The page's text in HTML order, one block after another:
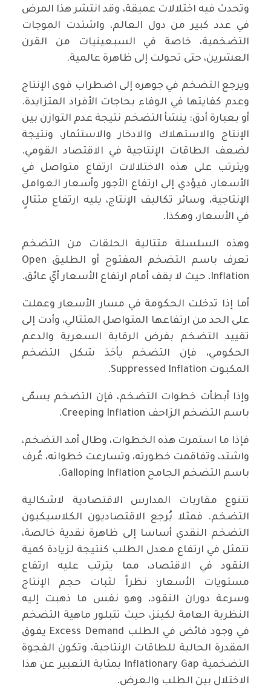
وتحدث فيه اختلالات عميقة، وقد انتشر هذا المرض
في عدد كبير من دول العالم، واشتدت الموجات
التضخمية، خاصة في السبعينيات من القرن
العشرين، حتى تحولت إلى ظاهرة عالمية.
ويرجع التضخم في جوهره إلى اضطراب قوى الإنتاج
وعدم كفايتها في الوفاء بحاجات الأفراد المتزايدة.
أو بعبارة أدق: ينشأ التضخم نتيجة عدم التوازن بين
الإنتاج والاستهلاك والادخار والاستثمار، ونتيجة
لضعف الطاقات الإنتاجية في الاقتصاد القومي.
ويترتب على هذه الاختلالات ارتفاع متواصل في
الأسعار، فيؤدي إلى ارتفاع الأجور وأسعار العوامل
الإنتاجية، وسائر تكاليف الإنتاج، يليه ارتفاع متتالٍ
في الأسعار، وهكذا.
وهذه السلسلة متتالية الحلقات من التضخم
تعرف باسم التضخم المفتوح أو الطليق Open
Inflation، حيث لا يقف أمام ارتفاع الأسعار أيّ عائق.
أما إذا تدخلت الحكومة في مسار الأسعار وعملت
على الحد من ارتفاعها المتواصل المتتالي، وأدت إلى
تقييد التضخم بفرض الرقابة السعرية والدعم
الحكومي، فإن التضخم يأخذ شكل التضخم
المكبوت Suppressed Inflation.
وإذا أبطأت خطوات التضخم، فإن التضخم يسمّى
باسم التضخم الزاحف Creeping Inflation.
فإذا ما استمرت هذه الخطوات، وطال أمد التضخم،
واشتد، وتفاقمت خطورته، وتسارعت خطواته، عُرف
باسم التضخم الجامح Galloping Inflation.
تتنوع مقاربات المدارس الاقتصادية لاشكالية
التضخم. فمثلا يُرجع الاقتصاديون الكلاسيكيون
التضخم النقدي أساسا إلى ظاهرة نقدية خالصة،
تتمثل في ارتفاع معدل الطلب كنتيجة لزيادة كمية
النقود في الاقتصاد، مما يترتب عليه ارتفاع
مستويات الأسعار؛ نظراً لثبات حجم الإنتاج
وسرعة دوران النقود، وهو نفس ما ذهبت إليه
النظرية العامة لكينز، حيث تتبلور ماهية التضخم
في وجود فائض في الطلب Excess Demand يفوق
المقدرة الحالية للطاقات الإنتاجية، وتكون الفجوة
التضخمية Inflationary Gap بمثابة التعبير عن هذا
الاختلال بين الطلب والعرض.